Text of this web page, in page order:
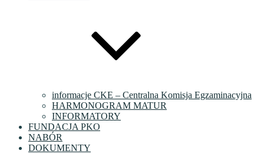
informacje CKE – Centralna Komisja Egzaminacyjna
HARMONOGRAM MATUR
INFORMATORY
FUNDACJA PKO
NABÓR
DOKUMENTY